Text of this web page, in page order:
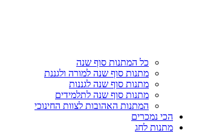
כל המתנות סוף שנה
מתנות סוף שנה למורה ולגננת
מתנות סוף שנה לגננות
מתנות סוף שנה לתלמידים
המתנות האהובות לצוות החינוכי
הכי נמכרים
מתנות לחג